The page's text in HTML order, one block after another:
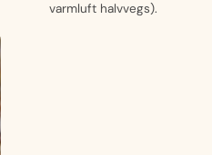
varmluft halvvegs).